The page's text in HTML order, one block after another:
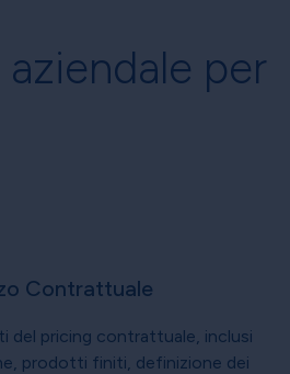
per
Contrattuale
del pricing contrattuale, inclusi
prodotti finiti, definizione dei